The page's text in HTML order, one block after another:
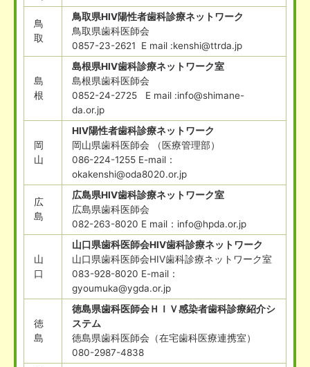
鳥
取
鳥取県HIV陽性者歯科診療ネットワーク
鳥取県歯科医師会
0857-23-2621 E mail :kenshi@ttrda.jp
島
根
島根県HIV歯科診療ネットワーク室
島根県歯科医師会
0852-24-2725 E mail :info@shimane-
da.or.jp
岡
山
HIV陽性者歯科診療ネットワーク
岡山県歯科医師会 （医療管理部）
086-224-1255 E-mail：
okakenshi@oda8020.or.jp
広
島
広島県HIV歯科診療ネットワーク室
広島県歯科医師会
082-263-8020 E mail：info@hpda.or.jp
山
口
山口県歯科医師会HIV歯科診療ネットワーク
山口県歯科医師会HIV歯科診療ネットワーク室
083-928-8020 E-mail：
gyoumuka@ygda.or.jp
徳
島
徳島県歯科医師会ＨＩＶ感染者歯科診療紹介シ
ステム
徳島県歯科医師会（在宅歯科医療連携室）
080-2987-4838